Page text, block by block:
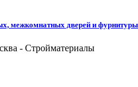
межкомнатных дверей и фурнитуры
- Стройматериалы